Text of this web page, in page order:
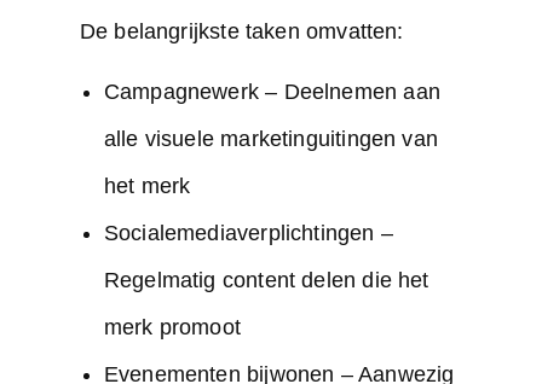
De belangrijkste taken omvatten:
Campagnewerk – Deelnemen aan
alle visuele marketinguitingen van
het merk
Socialemediaverplichtingen –
Regelmatig content delen die het
merk promoot
Evenementen bijwonen – Aanwezig